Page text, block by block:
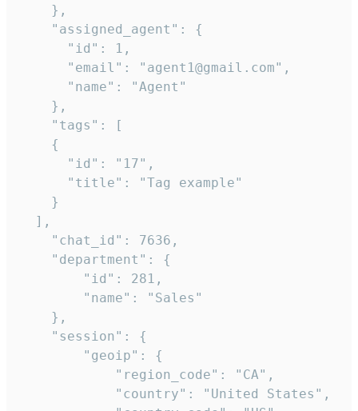
    },
    "assigned_agent": {
      "id": 1,
      "email": "agent1@gmail.com",
      "name": "Agent"
    },
    "tags": [
    {
      "id": "17",
      "title": "Tag example"
    }
  ],
    "chat_id": 7636,
    "department": {
        "id": 281,
        "name": "Sales"
    },
    "session": {
        "geoip": {
            "region_code": "CA",
            "country": "United States",